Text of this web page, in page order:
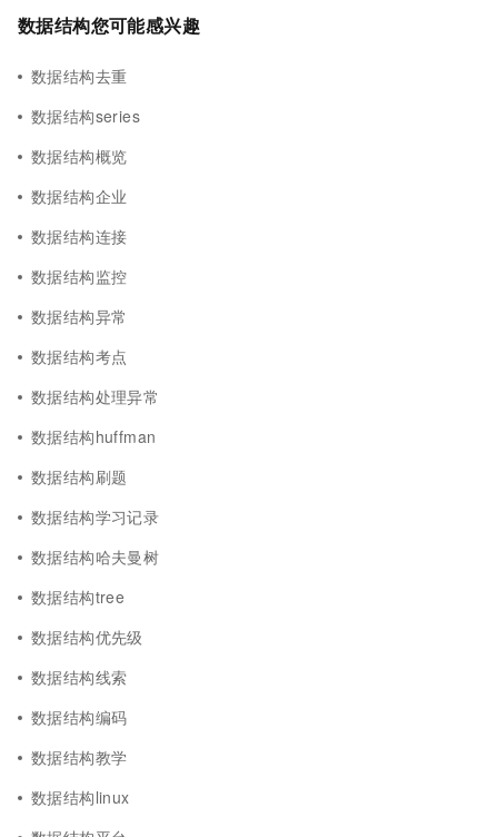
数据结构您可能感兴趣
数据结构去重
数据结构series
数据结构概览
数据结构企业
数据结构连接
数据结构监控
数据结构异常
数据结构考点
数据结构处理异常
数据结构huffman
数据结构刷题
数据结构学习记录
数据结构哈夫曼树
数据结构tree
数据结构优先级
数据结构线索
数据结构编码
数据结构教学
数据结构linux